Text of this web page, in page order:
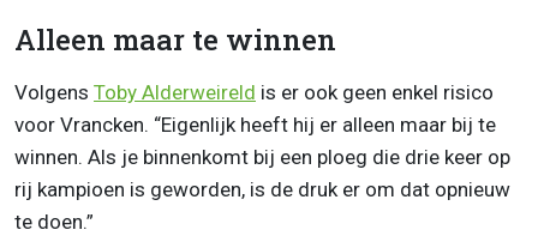
Alleen maar te winnen
Volgens Toby Alderweireld is er ook geen enkel risico
voor Vrancken. “Eigenlijk heeft hij er alleen maar bij te
winnen. Als je binnenkomt bij een ploeg die drie keer op
rij kampioen is geworden, is de druk er om dat opnieuw
te doen.”